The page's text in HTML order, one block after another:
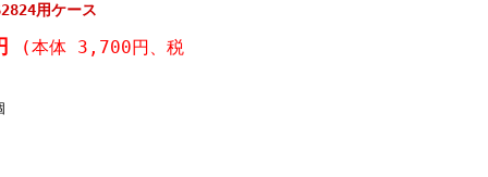
用ケース
(本体 3,700円、税